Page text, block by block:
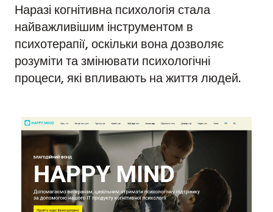
Наразі когнітивна психологія стала
найважливішим інструментом в
психотерапії, оскільки вона дозволяє
розуміти та змінювати психологічні
процеси, які впливають на життя людей.